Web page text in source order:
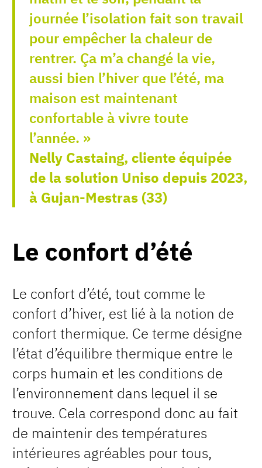
journée l’isolation fait son travail
pour empêcher la chaleur de
rentrer. Ça m’a changé la vie,
aussi bien l’hiver que l’été, ma
maison est maintenant
confortable à vivre toute
l’année. »
Nelly Castaing, cliente équipée
de la solution Uniso depuis 2023,
à Gujan-Mestras (33)
Le confort d’été
Le confort d’été, tout comme le
confort d’hiver, est lié à la notion de
confort thermique. Ce terme désigne
l’état d’équilibre thermique entre le
corps humain et les conditions de
l’environnement dans lequel il se
trouve. Cela correspond donc au fait
de maintenir des températures
intérieures agréables pour tous,